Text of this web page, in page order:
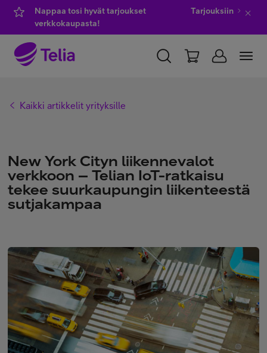
Nappaa tosi hyvät tarjoukset
verkkokaupasta!
Tarjouksiin
IT-palvelut
Minun Telia Yrityksille
Inspiroidu
Kaikki artikkelit yrityksille
New York Cityn liikennevalot
verkkoon – Telian IoT-ratkaisu
tekee suurkaupungin liikenteestä
sutjakampaa